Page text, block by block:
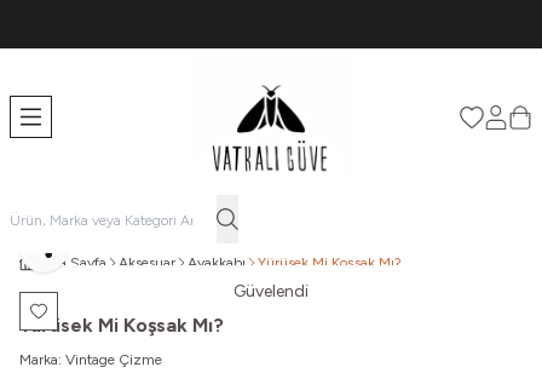
Favorilerim
Ana Sayfa Aksesuar Ayakkabı Yürüsek Mi Koşsak Mı?
Güvelendi
Favoriye Ekle
Paylaş
Yürüsek Mi Koşsak Mı?
Marka: Vintage Çizme